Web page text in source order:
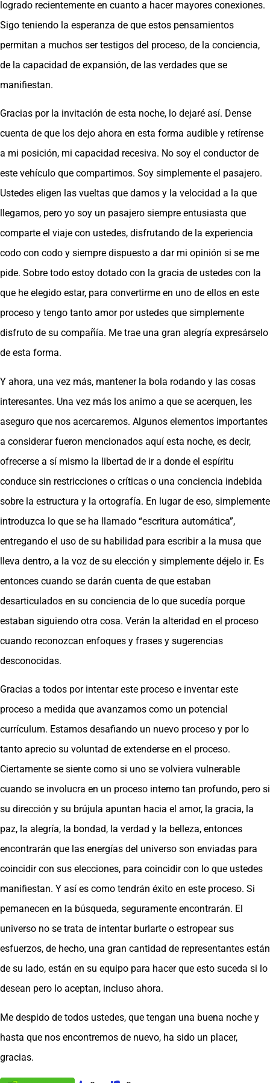
logrado recientemente en cuanto a hacer mayores conexiones.
Sigo teniendo la esperanza de que estos pensamientos
permitan a muchos ser testigos del proceso, de la conciencia,
de la capacidad de expansión, de las verdades que se
manifiestan.
Gracias por la invitación de esta noche, lo dejaré así. Dense
cuenta de que los dejo ahora en esta forma audible y retírense
a mi posición, mi capacidad recesiva. No soy el conductor de
este vehículo que compartimos. Soy simplemente el pasajero.
Ustedes eligen las vueltas que damos y la velocidad a la que
llegamos, pero yo soy un pasajero siempre entusiasta que
comparte el viaje con ustedes, disfrutando de la experiencia
codo con codo y siempre dispuesto a dar mi opinión si se me
pide. Sobre todo estoy dotado con la gracia de ustedes con la
que he elegido estar, para convertirme en uno de ellos en este
proceso y tengo tanto amor por ustedes que simplemente
disfruto de su compañía. Me trae una gran alegría expresárselo
de esta forma.
Y ahora, una vez más, mantener la bola rodando y las cosas
interesantes. Una vez más los animo a que se acerquen, les
aseguro que nos acercaremos. Algunos elementos importantes
a considerar fueron mencionados aquí esta noche, es decir,
ofrecerse a sí mismo la libertad de ir a donde el espíritu
conduce sin restricciones o críticas o una conciencia indebida
sobre la estructura y la ortografía. En lugar de eso, simplemente
introduzca lo que se ha llamado “escritura automática”,
entregando el uso de su habilidad para escribir a la musa que
lleva dentro, a la voz de su elección y simplemente déjelo ir. Es
entonces cuando se darán cuenta de que estaban
desarticulados en su conciencia de lo que sucedía porque
estaban siguiendo otra cosa. Verán la alteridad en el proceso
cuando reconozcan enfoques y frases y sugerencias
desconocidas.
Gracias a todos por intentar este proceso e inventar este
proceso a medida que avanzamos como un potencial
currículum. Estamos desafiando un nuevo proceso y por lo
tanto aprecio su voluntad de extenderse en el proceso.
Ciertamente se siente como si uno se volviera vulnerable
cuando se involucra en un proceso interno tan profundo, pero si
su dirección y su brújula apuntan hacia el amor, la gracia, la
paz, la alegría, la bondad, la verdad y la belleza, entonces
encontrarán que las energías del universo son enviadas para
coincidir con sus elecciones, para coincidir con lo que ustedes
manifiestan. Y así es como tendrán éxito en este proceso. Si
pemanecen en la búsqueda, seguramente encontrarán. El
universo no se trata de intentar burlarte o estropear sus
esfuerzos, de hecho, una gran cantidad de representantes están
de su lado, están en su equipo para hacer que esto suceda si lo
desean pero lo aceptan, incluso ahora.
Me despido de todos ustedes, que tengan una buena noche y
hasta que nos encontremos de nuevo, ha sido un placer,
gracias.